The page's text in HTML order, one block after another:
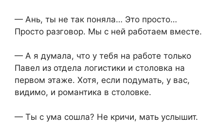
— Ань, ты не так поняла… Это просто…
Просто разговор. Мы с ней работаем вместе.
— А я думала, что у тебя на работе только
Павел из отдела логистики и столовка на
первом этаже. Хотя, если подумать, у вас,
видимо, и романтика в столовке.
— Ты с ума сошла? Не кричи, мать услышит.